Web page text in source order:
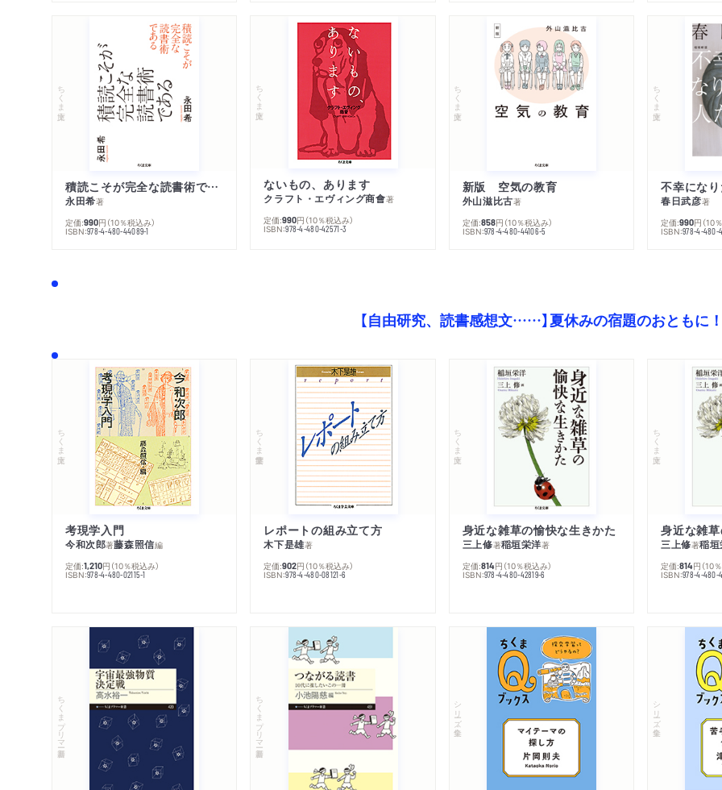
ちくま文庫
積読こそが完全な読書術である
永田希著
定価:990円 （10％税込み）
ISBN:978-4-480-44089-1
ちくま文庫
ないもの、あります
クラフト・エヴィング商會著
定価:990円 （10％税込み）
ISBN:978-4-480-42571-3
ちくま文庫
新版 空気の教育
外山滋比古著
定価:858円 （10％税込み）
ISBN:978-4-480-44106-5
ちくま文庫
春日武彦著
定価:990円 （10
ISBN:978-4-480-
【自由研究、読書感想文……】夏休みの宿題のおともに！
ちくま文庫
考現学入門
今和次郎著藤森照信編
定価:1,210円 （10％税込み）
ISBN:978-4-480-02115-1
ちくま学芸文庫
レポートの組み立て方
木下是雄著
定価:902円 （10％税込み）
ISBN:978-4-480-08121-6
ちくま文庫
身近な雑草の愉快な生きかた
三上修著稲垣栄洋著
定価:814円 （10％税込み）
ISBN:978-4-480-42819-6
ちくま文庫
身近な雑
三上修著稲
定価:814円 （10
ISBN:978-4-480-
ちくまプリマー新書 ちくまプリマー新書 シリーズ・全集 シリーズ・全集